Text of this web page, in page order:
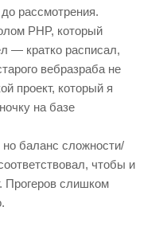
рассмотрения.
PHP, который
— кратко расписал,
вебразраба не
проект, который я
на базе
но баланс сложности/
чтобы и
Прогеров слишком